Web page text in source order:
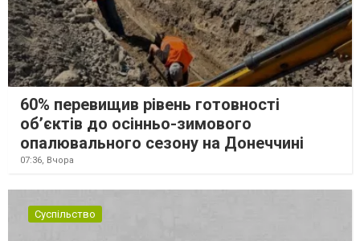
60% перевищив рівень готовності
об’єктів до осінньо-зимового
опалювального сезону на Донеччині
07:36, Вчора
Суспільство